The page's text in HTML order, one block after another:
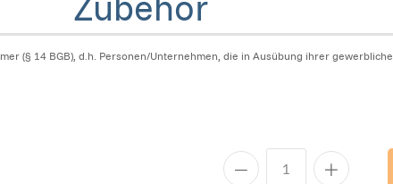
(§ 14 BGB), d.h. Personen/Unternehmen, die in Ausübung ihrer